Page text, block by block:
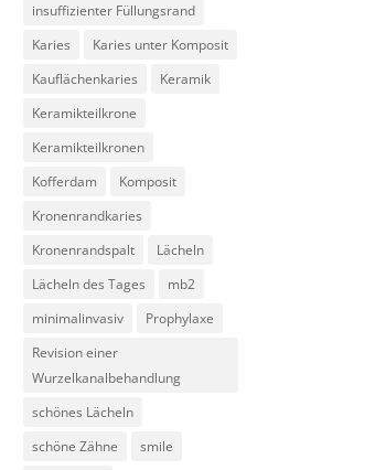
insuffizienter Füllungsrand
Karies
Karies unter Komposit
Kauflächenkaries
Keramik
Keramikteilkrone
Keramikteilkronen
Kofferdam
Komposit
Kronenrandkaries
Kronenrandspalt
Lächeln
Lächeln des Tages
mb2
minimalinvasiv
Prophylaxe
Revision einer
Wurzelkanalbehandlung
schönes Lächeln
schöne Zähne
smile